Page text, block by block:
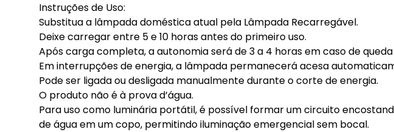
Instruções de Uso:
Substitua a lâmpada doméstica atual pela Lâmpada Recarregável.
Deixe carregar entre 5 e 10 horas antes do primeiro uso.
Após carga completa, a autonomia será de 3 a 4 horas em caso de
Em interrupções de energia, a lâmpada permanecerá acesa
Pode ser ligada ou desligada manualmente durante o corte de energia.
O produto não é à prova d’água.
Para uso como luminária portátil, é possível formar um circuito
de água em um copo, permitindo iluminação emergencial sem bocal.